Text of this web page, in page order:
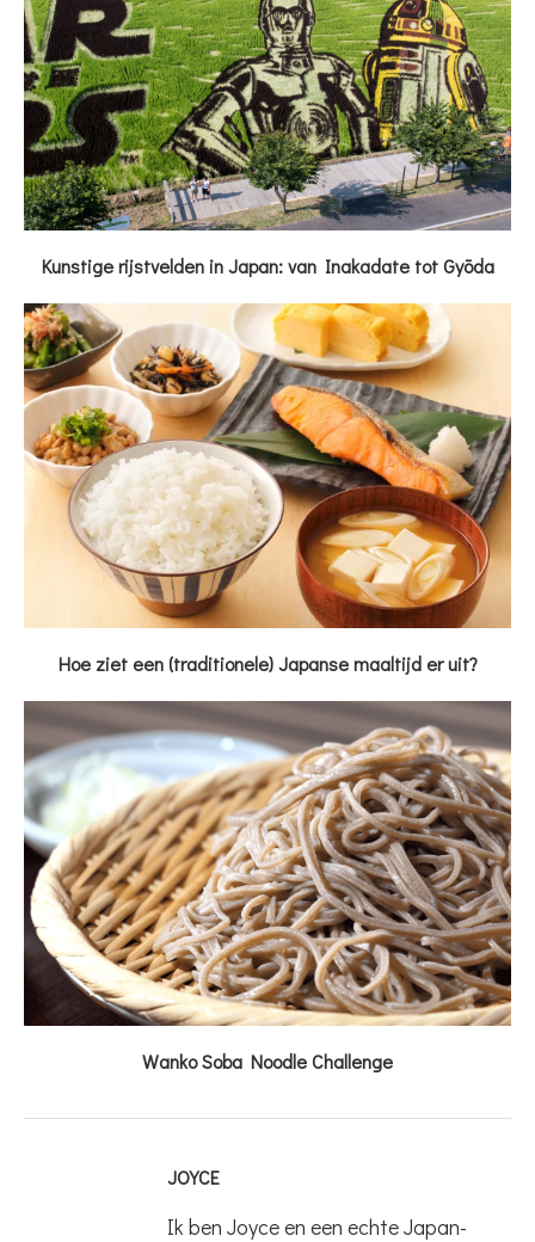
Kunstige rijstvelden in Japan: van Inakadate tot Gyōda
Hoe ziet een (traditionele) Japanse maaltijd er uit?
Wanko Soba Noodle Challenge
JOYCE
Ik ben Joyce en een echte Japan-